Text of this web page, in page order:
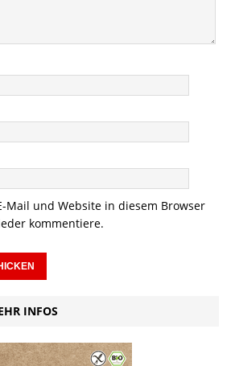
Mail und Website in diesem Browser
kommentiere.
INFOS